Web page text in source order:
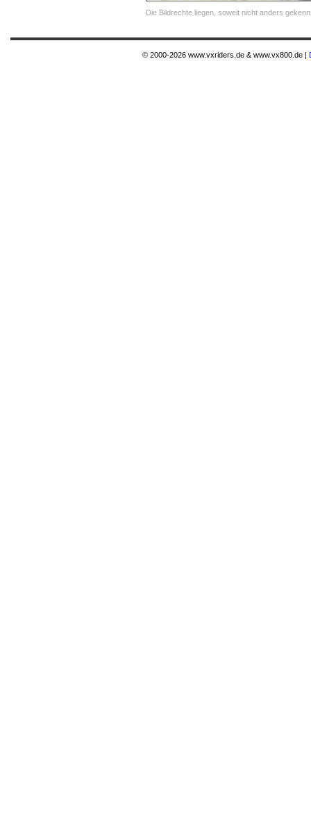
Die Bildrechte liegen, soweit nicht anders
© 2000-2026 www.vxriders.de & www.vx800.de |